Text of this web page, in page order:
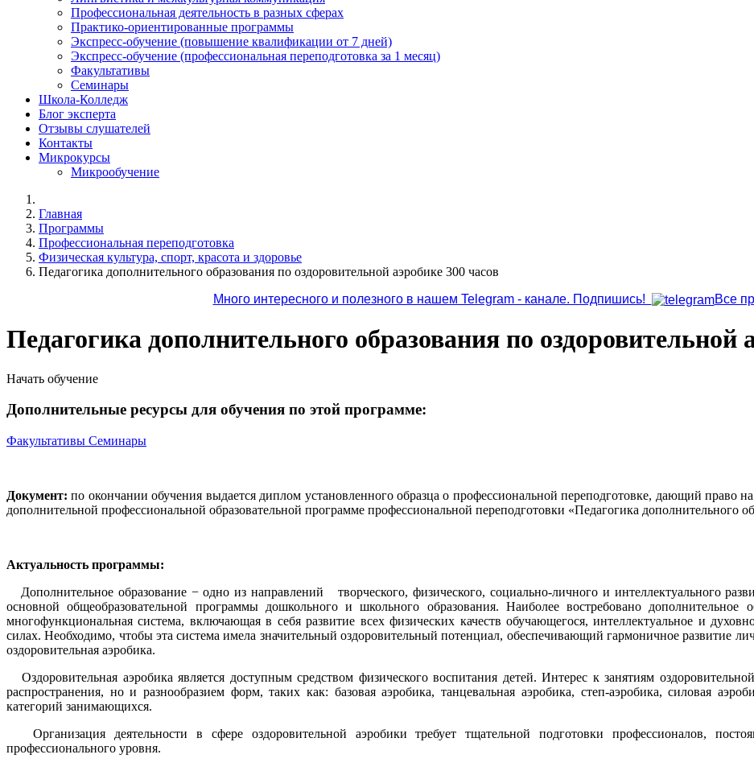
Профессиональная деятельность в разных сферах
Практико-ориентированные программы
Экспресс-обучение (повышение квалификации от 7 дней)
Экспресс-обучение (профессиональная переподготовка за 1 месяц)
Факультативы
Семинары
Школа-Колледж
Блог эксперта
Отзывы слушателей
Контакты
Микрокурсы
Микрообучение
Главная
Программы
Профессиональная переподготовка
Физическая культура, спорт, красота и здоровье
Педагогика дополнительного образования по оздоровительной аэробике 300 часов
Много интересного и полезного в нашем Telegram - канале. Подпишись!
Все
Педагогика дополнительного образования по оздоровительной
Начать обучение
Дополнительные ресурсы для обучения по этой программе:
Факультативы Семинары
Документ: по окончании обучения выдается диплом установленного образца о профессиональной переподготовке, дающий право
дополнительной профессиональной образовательной программе профессиональной переподготовки «Педагогика дополнительного
Актуальность программы:
Дополнительное образование − одно из направлений творческого, физического, социально-личного и интеллектуального
основной общеобразовательной программы дошкольного и школьного образования. Наиболее востребовано
многофункциональная система, включающая в себя развитие всех физических качеств обучающегося, интеллектуальное и
силах. Необходимо, чтобы эта система имела значительный оздоровительный потенциал, обеспечивающий гармоничное развитие
оздоровительная аэробика.
Оздоровительная аэробика является доступным средством физического воспитания детей. Интерес к занятиям
распространения, но и разнообразием форм, таких как: базовая аэробика, танцевальная аэробика, степ-аэробика, силовая
категорий занимающихся.
Организация деятельности в сфере оздоровительной аэробики требует тщательной подготовки профессионалов,
профессионального уровня.